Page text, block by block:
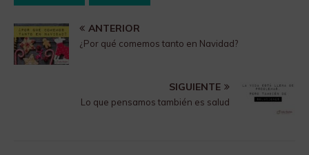
ANTERIOR
¿Por qué comemos tanto en Navidad?
SIGUIENTE
Lo que pensamos también es salud